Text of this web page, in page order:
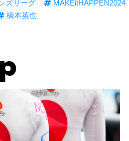
ズリーグ
MAKEitHAPPEN2024
橋本英也